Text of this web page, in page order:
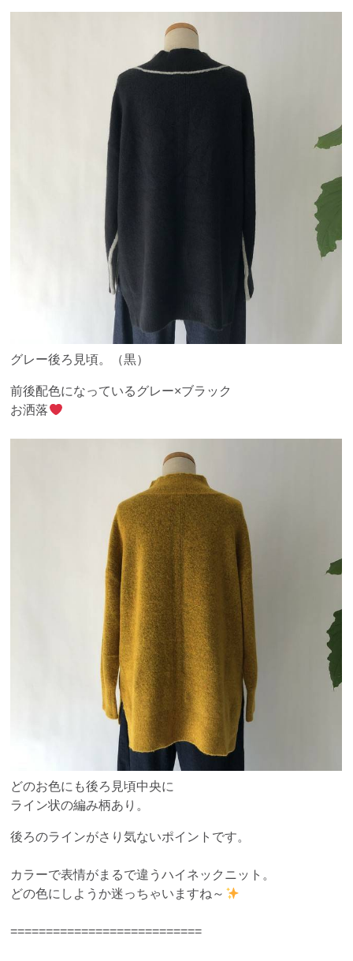
グレー後ろ見頃。（黒）
前後配色になっているグレー×ブラック
お洒落
どのお色にも後ろ見頃中央に
ライン状の編み柄あり。
後ろのラインがさり気ないポイントです。
カラーで表情がまるで違うハイネックニット。
どの色にしようか迷っちゃいますね～
===========================